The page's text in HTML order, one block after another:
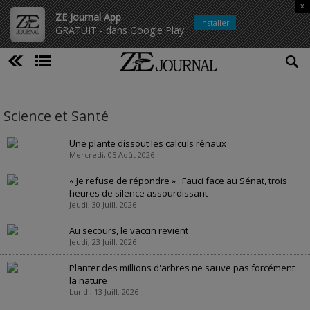
ZE Journal App
GRATUIT - dans Google Play
x
Installer
Science et Santé
Une plante dissout les calculs rénaux
Mercredi, 05 Août 2026
« Je refuse de répondre » : Fauci face au Sénat, trois
heures de silence assourdissant
Jeudi, 30 Juill. 2026
Au secours, le vaccin revient
Jeudi, 23 Juill. 2026
Planter des millions d'arbres ne sauve pas forcément
la nature
Lundi, 13 Juill. 2026